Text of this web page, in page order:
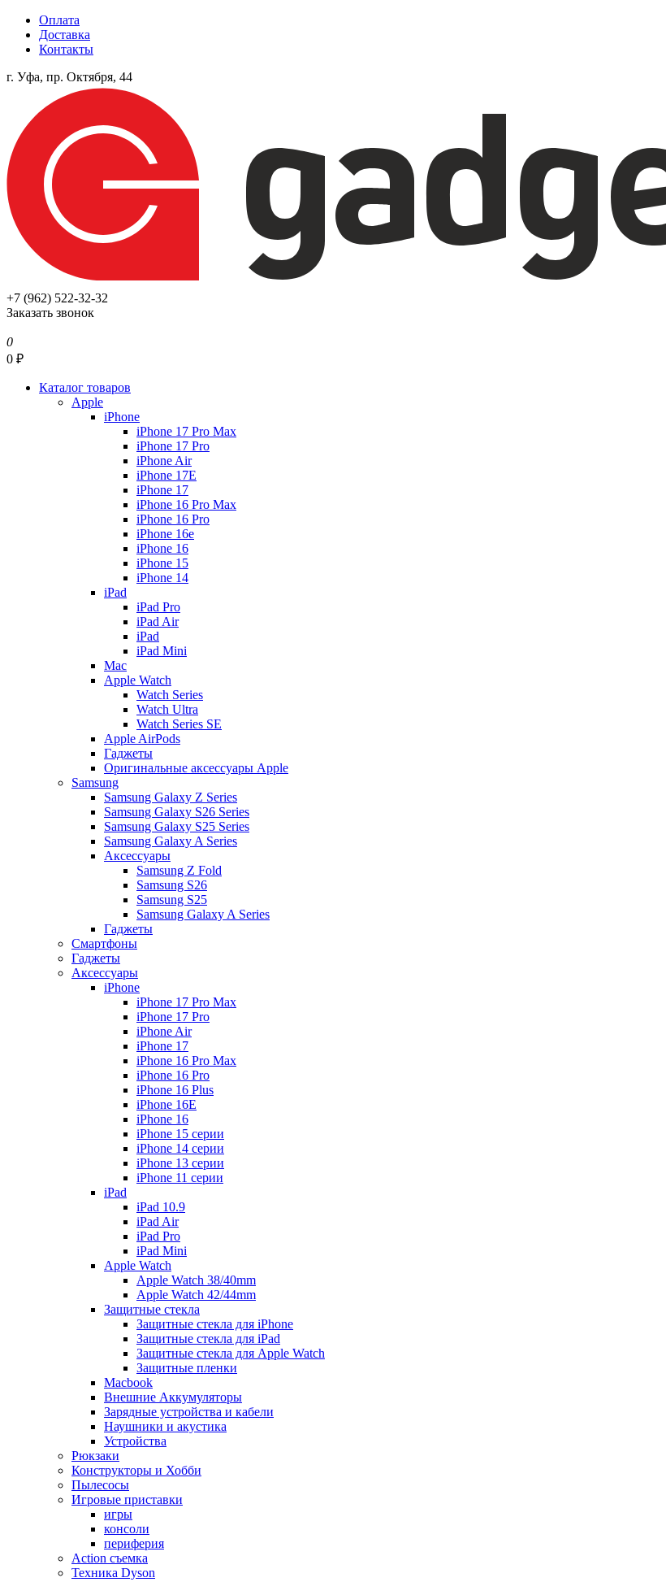
Оплата
Доставка
Контакты
г. Уфа, пр. Октября, 44
+7 (962) 522-32-32
Заказать звонок
0
0 ₽
Каталог товаров
Apple
iPhone
iPhone 17 Pro Max
iPhone 17 Pro
iPhone Air
iPhone 17E
iPhone 17
iPhone 16 Pro Max
iPhone 16 Pro
iPhone 16e
iPhone 16
iPhone 15
iPhone 14
iPad
iPad Pro
iPad Air
iPad
iPad Mini
Mac
Apple Watch
Watch Series
Watch Ultra
Watch Series SE
Apple AirPods
Гаджеты
Оригинальные аксессуары Apple
Samsung
Samsung Galaxy Z Series
Samsung Galaxy S26 Series
Samsung Galaxy S25 Series
Samsung Galaxy A Series
Аксессуары
Samsung Z Fold
Samsung S26
Samsung S25
Samsung Galaxy A Series
Гаджеты
Смартфоны
Гаджеты
Аксессуары
iPhone
iPhone 17 Pro Max
iPhone 17 Pro
iPhone Air
iPhone 17
iPhone 16 Pro Max
iPhone 16 Pro
iPhone 16 Plus
iPhone 16E
iPhone 16
iPhone 15 серии
iPhone 14 серии
iPhone 13 серии
iPhone 11 серии
iPad
iPad 10.9
iPad Air
iPad Pro
iPad Mini
Apple Watch
Apple Watch 38/40mm
Apple Watch 42/44mm
Защитные стекла
Защитные стекла для iPhone
Защитные стекла для iPad
Защитные стекла для Apple Watch
Защитные пленки
Macbook
Внешние Аккумуляторы
Зарядные устройства и кабели
Наушники и акустика
Устройства
Рюкзаки
Конструкторы и Хобби
Пылесосы
Игровые приставки
игры
консоли
периферия
Action съемка
Техника Dyson